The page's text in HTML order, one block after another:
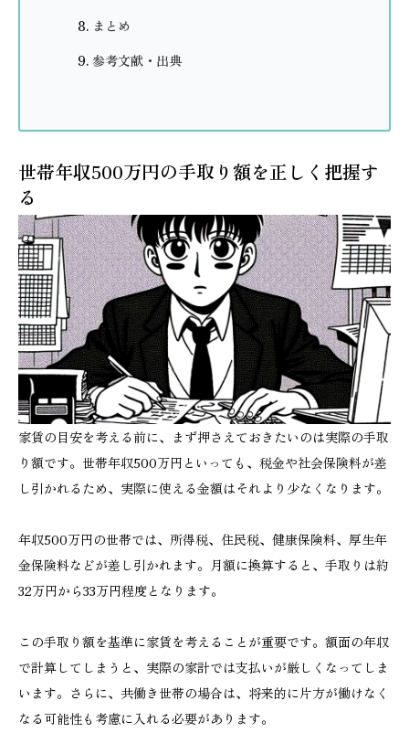
まとめ
参考文献・出典
世帯年収500万円の手取り額を正しく把握す
る
家賃の目安を考える前に、まず押さえておきたいのは実際の手取
り額です。世帯年収500万円といっても、税金や社会保険料が差
し引かれるため、実際に使える金額はそれより少なくなります。
年収500万円の世帯では、所得税、住民税、健康保険料、厚生年
金保険料などが差し引かれます。月額に換算すると、手取りは約
32万円から33万円程度となります。
この手取り額を基準に家賃を考えることが重要です。額面の年収
で計算してしまうと、実際の家計では支払いが厳しくなってしま
います。さらに、共働き世帯の場合は、将来的に片方が働けなく
なる可能性も考慮に入れる必要があります。